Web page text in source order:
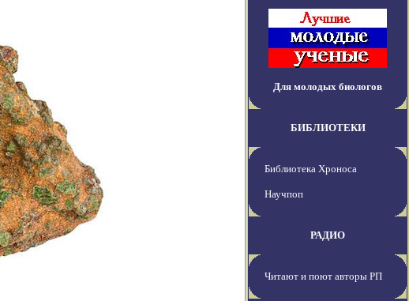
Для молодых биологов
БИБЛИОТЕКИ
Библиотека Хроноса
Научпоп
РАДИО
Читают и поют авторы РП